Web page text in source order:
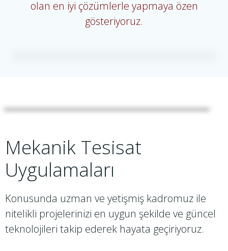
olan en iyi çözümlerle yapmaya özen
gösteriyoruz.
Mekanik Tesisat
Uygulamaları
Konusunda uzman ve yetişmiş kadromuz ile
nitelikli projelerinizi en uygun şekilde ve güncel
teknolojileri takip ederek hayata geçiriyoruz.